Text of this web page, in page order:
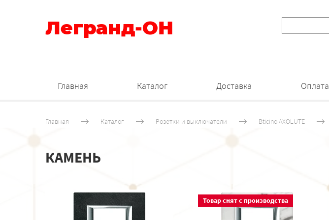
Легранд-ОН
Главная Каталог Доставка Оплата
Главная Каталог Розетки и выключатели Bticino AXOLUTE
КАМЕНЬ
Товар снят с производства